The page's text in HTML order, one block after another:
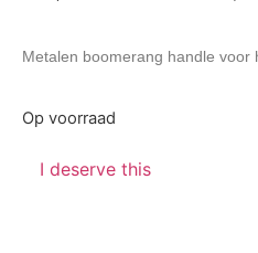
Metalen boomerang handle voor
Op voorraad
I deserve this